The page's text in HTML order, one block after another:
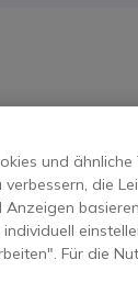
und ähnliche
verbessern, die
Anzeigen
Für die